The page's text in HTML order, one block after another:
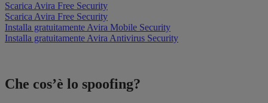
Scarica Avira Free Security
Scarica Avira Free Security
Installa gratuitamente Avira Mobile Security
Installa gratuitamente Avira Antivirus Security
Che cos’è lo spoofing?